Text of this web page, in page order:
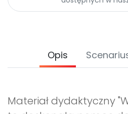
Opis
Materiał dydaktyczny